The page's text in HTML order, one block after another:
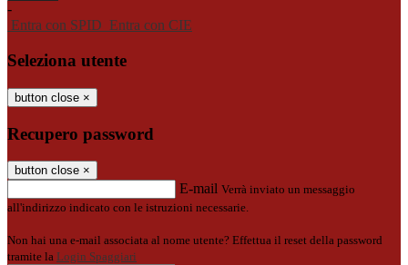
-
Entra con SPID Entra con CIE
Seleziona utente
button close ×
Recupero password
button close ×
E-mail Verrà inviato un messaggio
all'indirizzo indicato con le istruzioni necessarie.
Non hai una e-mail associata al nome utente? Effettua il reset della password
tramite la Login Spaggiari